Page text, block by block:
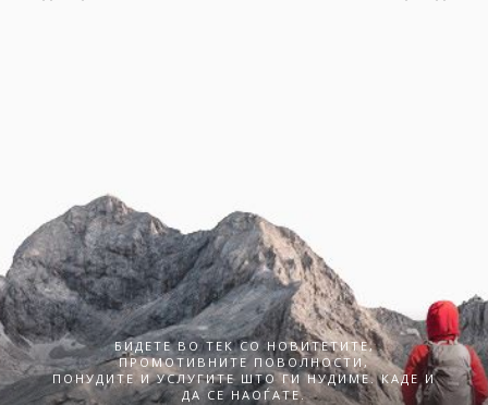
БИДЕТЕ ВО ТЕК СО НОВИТЕТИТЕ,
ПРОМОТИВНИТЕ ПОВОЛНОСТИ,
ПОНУДИТЕ И УСЛУГИТЕ ШТО ГИ НУДИМЕ. КАДЕ И
ДА СЕ НАОЃАТЕ.